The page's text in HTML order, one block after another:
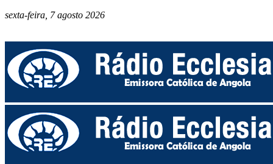
sexta-feira, 7 agosto 2026